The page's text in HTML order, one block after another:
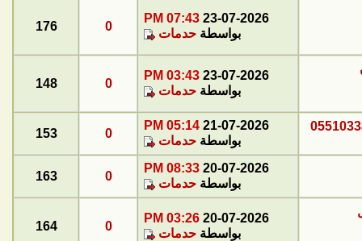
23-07-2026
07:43 PM
بواسطة حدمات
0
176
23-07-2026
03:43 PM
بواسطة حدمات
0
148
21-07-2026
05:14 PM
بواسطة حدمات
0
153
20-07-2026
08:33 PM
بواسطة حدمات
0
163
20-07-2026
03:26 PM
بواسطة حدمات
0
164